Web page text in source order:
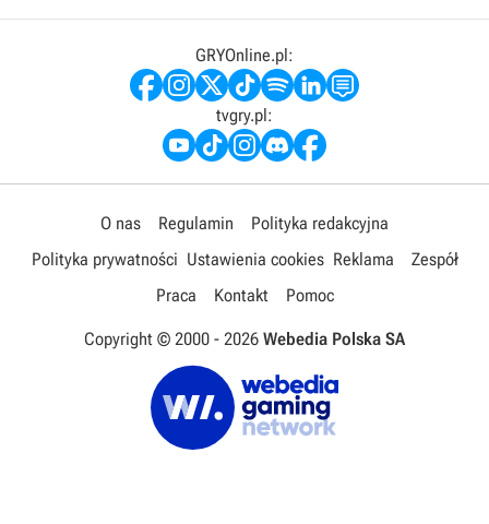
GRYOnline.pl:
tvgry.pl:
O nas Regulamin
Polityka redakcyjna
Polityka prywatności Ustawienia cookies Reklama
Zespół
Praca
Kontakt Pomoc
Copyright © 2000 - 2026 Webedia Polska SA